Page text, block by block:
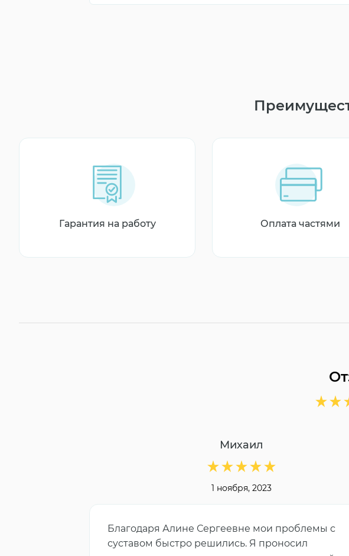
Гарантия на работу Оплата частями
Михаил
1 ноября, 2023
Благодаря Алине Сергеевне мои проблемы с
суставом быстро решились. Я проносил